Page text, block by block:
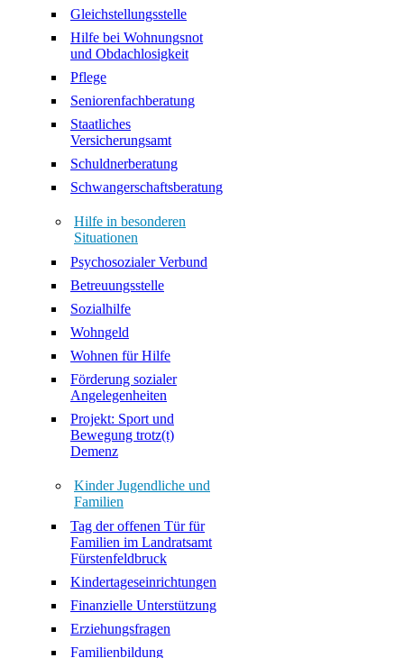
Gleichstellungsstelle
Hilfe bei Wohnungsnot
und Obdachlosigkeit
Pflege
Seniorenfachberatung
Staatliches
Versicherungsamt
Schuldnerberatung
Schwangerschaftsberatung
Hilfe in besonderen
Situationen
Psychosozialer Verbund
Betreuungsstelle
Sozialhilfe
Wohngeld
Wohnen für Hilfe
Förderung sozialer
Angelegenheiten
Projekt: Sport und
Bewegung trotz(t)
Demenz
Kinder Jugendliche und
Familien
Tag der offenen Tür für
Familien im Landratsamt
Fürstenfeldbruck
Kindertageseinrichtungen
Finanzielle Unterstützung
Erziehungsfragen
Familienbildung